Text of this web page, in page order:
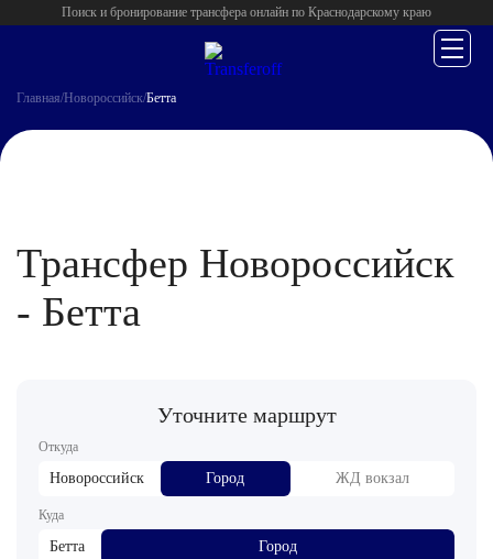
Поиск и бронирование трансфера онлайн по Краснодарскому краю
Главная/Новороссийск/Бетта
Трансфер Новороссийск
- Бетта
Уточните маршрут
Откуда
Новороссийск Город ЖД вокзал
Куда
Бетта Город